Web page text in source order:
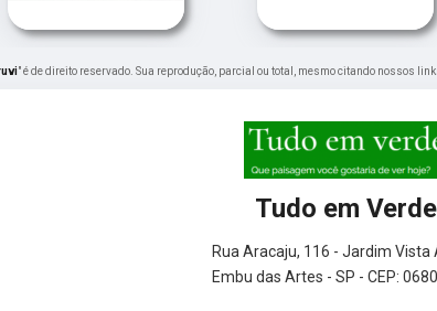
" é de direito reservado. Sua reprodução, parcial ou total, mesmo citando nossos
Tudo em Verde
Rua Aracaju, 116 - Jardim Vista
Embu das Artes - SP - CEP: